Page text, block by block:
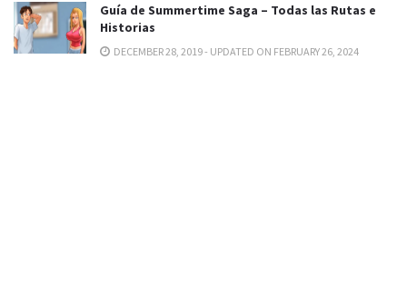
Guía de Summertime Saga – Todas las Rutas e
Historias
DECEMBER 28, 2019 - UPDATED ON FEBRUARY 26, 2024